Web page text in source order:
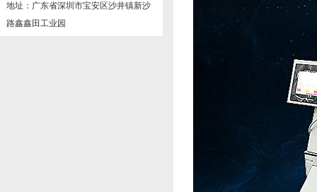
地址：广东省深圳市宝安区沙井镇新沙
路鑫鑫田工业园